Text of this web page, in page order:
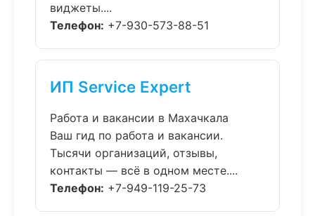
виджеты....
Телефон: +7-930-573-88-51
ИП Service Expert
Работа и вакансии в Махачкала
Ваш гид по работа и вакансии.
Тысячи организаций, отзывы,
контакты — всё в одном месте....
Телефон: +7-949-119-25-73